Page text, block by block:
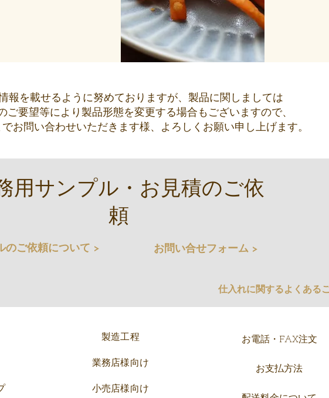
報を載せるように努めておりますが、 製品に関しましては
ご要望等により製品形態を変更する場合もございますので、
お問い合わせいただきます様、よろしくお願い申し上げます。
用サンプル・お見積のご依
頼
のご依頼について > お問い合せフォーム >
仕入れに関するよくある
製造工程
業務店様向け
小売店様向け
お電話・FAX注文
お支払方法